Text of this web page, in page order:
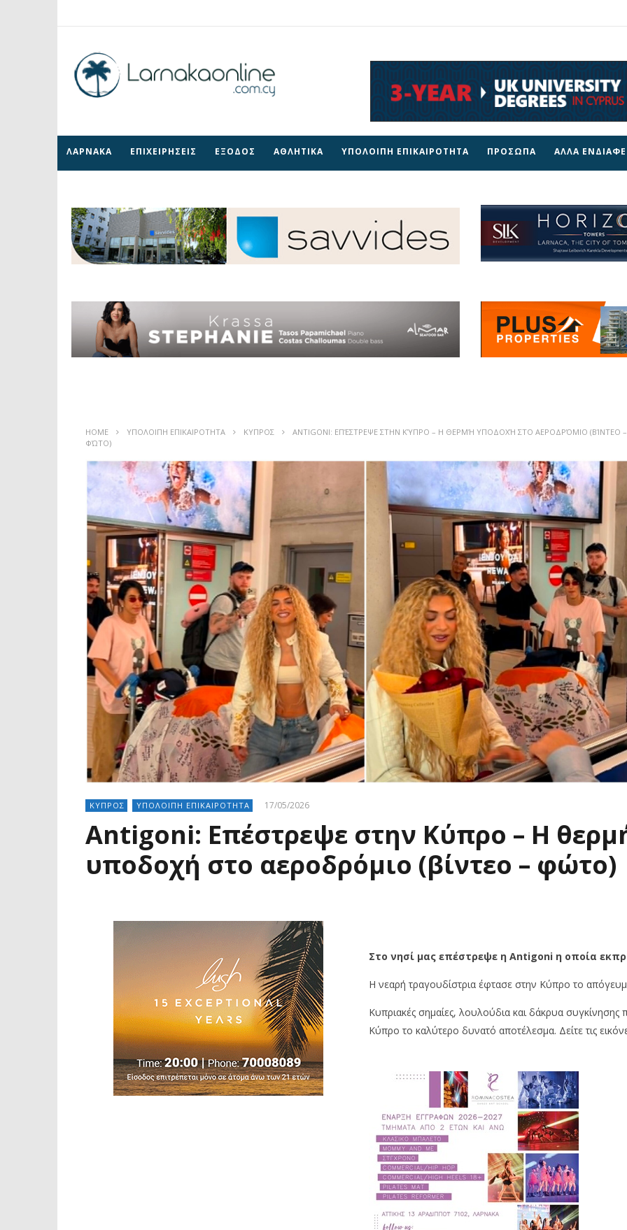
ΛΑΡΝΑΚΑ ΕΠΙΧΕΙΡΗΣΕΙΣ ΕΞΟΔΟΣ ΑΘΛΗΤΙΚΑ ΥΠΟΛΟΙΠΗ ΕΠΙΚΑΙΡΟΤΗΤΑ ΠΡΟΣΩΠΑ ΑΛΛΑ
HOME ΥΠΟΛΟΙΠΗ ΕΠΙΚΑΙΡΟΤΗΤΑ ΚΥΠΡΟΣ
ANTIGONI: ΕΠΈΣΤΡΕΨΕ ΣΤΗΝ ΚΎΠΡΟ – Η ΘΕΡΜΉ ΥΠΟΔΟΧΉ ΣΤΟ ΑΕΡΟΔΡΌΜΙΟ (ΒΊΝΤΕΟ –
ΦΏΤΟ)
ΚΥΠΡΟΣ ΥΠΟΛΟΙΠΗ ΕΠΙΚΑΙΡΟΤΗΤΑ 17/05/2026
Antigoni: Επέστρεψε στην Κύπρο – Η
υποδοχή στο αεροδρόμιο (βίντεο – φώτο)
Στο νησί μας επέστρεψε η Antigoni η οποία
Η νεαρή τραγουδίστρια έφτασε στην Κύπρο το
Κυπριακές σημαίες, λουλούδια και δάκρυα
Κύπρο το καλύτερο δυνατό αποτέλεσμα. Δείτε τις